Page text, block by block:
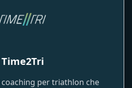
Time2Tri
per triathlon che